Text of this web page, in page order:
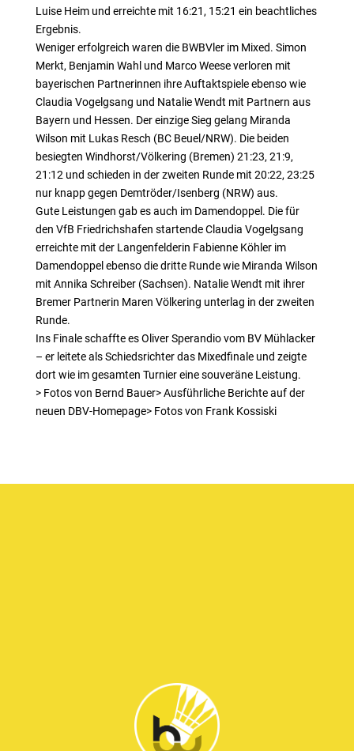
Luise Heim und erreichte mit 16:21, 15:21 ein beachtliches
Ergebnis.
Weniger erfolgreich waren die BWBVler im Mixed. Simon
Merkt, Benjamin Wahl und Marco Weese verloren mit
bayerischen Partnerinnen ihre Auftaktspiele ebenso wie
Claudia Vogelgsang und Natalie Wendt mit Partnern aus
Bayern und Hessen. Der einzige Sieg gelang Miranda
Wilson mit Lukas Resch (BC Beuel/NRW). Die beiden
besiegten Windhorst/Völkering (Bremen) 21:23, 21:9,
21:12 und schieden in der zweiten Runde mit 20:22, 23:25
nur knapp gegen Demtröder/Isenberg (NRW) aus.
Gute Leistungen gab es auch im Damendoppel. Die für
den VfB Friedrichshafen startende Claudia Vogelgsang
erreichte mit der Langenfelderin Fabienne Köhler im
Damendoppel ebenso die dritte Runde wie Miranda Wilson
mit Annika Schreiber (Sachsen). Natalie Wendt mit ihrer
Bremer Partnerin Maren Völkering unterlag in der zweiten
Runde.
Ins Finale schaffte es Oliver Sperandio vom BV Mühlacker
– er leitete als Schiedsrichter das Mixedfinale und zeigte
dort wie im gesamten Turnier eine souveräne Leistung.
> Fotos von Bernd Bauer> Ausführliche Berichte auf der
neuen DBV-Homepage> Fotos von Frank Kossiski